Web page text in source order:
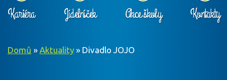
Kariéra Jídelníček Akce školy Kontakty
Domů » Aktuality » Divadlo JOJO